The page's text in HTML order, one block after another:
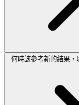
何時該參考新的結果